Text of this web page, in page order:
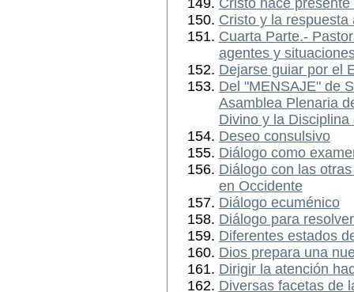
Cristo y la
Cuarta Parte.-
agentes y
Dejarse guiar por el
Del "MENSAJE" de
Asamblea Plenaria
Divino y la
Deseo consulsivo
Diálogo como
Diálogo con las
en Occidente
Diálogo ecuménico
Diálogo para
Diferentes estados
Dios prepara una
Dirigir la atención
Diversas facetas de